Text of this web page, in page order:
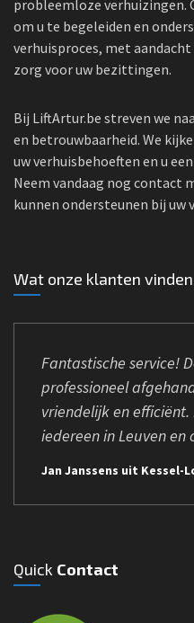
probleemloze verhuizingen.
om u te begeleiden en
verhuisproces, met
zorg voor uw bezittingen.
Bij LiftArtur.be streven we
en betrouwbaarheid. We
uw verhuisbehoeften en u
Neem vandaag nog contact
kunnen ondersteunen bij uw
Wat onze klanten
Fantastische service!
professioneel
vriendelijk en
iedereen in Leuven en
Jan Janssens uit Kessel-
Quick Contact